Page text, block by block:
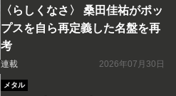
〈らしくなさ〉 桑田佳祐がポッ
プスを自ら再定義した名盤を再
考
連載 2026年07月30日
メタル